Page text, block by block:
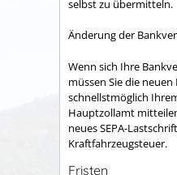
selbst zu übermitteln.
Änderung der
Wenn sich Ihre
müssen Sie die
schnellstmöglich
Hauptzollamt
neues SEPA-
Kraftfahrzeugsteuer.
Fristen